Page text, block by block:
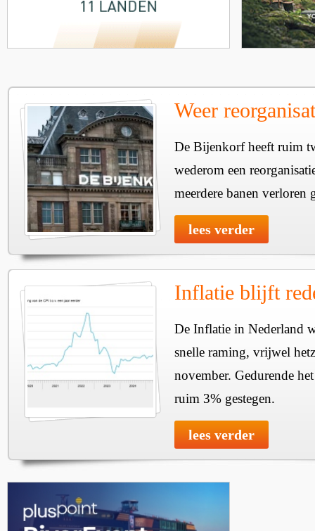
Weer
De Bijenkorf heeft ruim
wederom een
meerdere banen verloren
lees verder
Inflatie blijft
De Inflatie in Nederland
snelle raming, vrijwel
november. Gedurende
ruim 3% gestegen.
lees verder